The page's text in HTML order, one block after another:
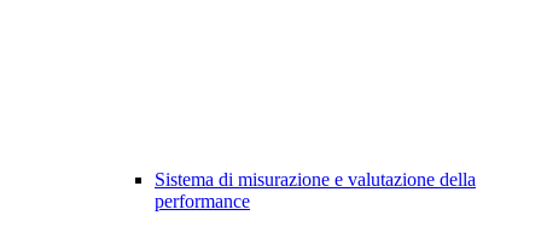
Sistema di misurazione e valutazione della
performance